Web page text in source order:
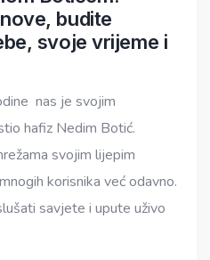
budite
svoje vrijeme i
nas je svojim
hafiz Nedim Botić.
svojim lijepim
korisnika već odavno.
savjete i upute uživo